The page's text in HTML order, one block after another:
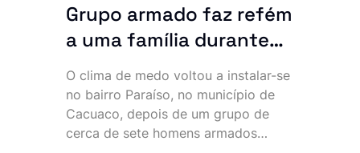
Grupo armado faz refém
a uma família durante
uma hora no bairro
Paraíso. Polícia vê
navios e poeira
O clima de medo voltou a instalar-se
no bairro Paraíso, no município de
Cacuaco, depois de um grupo de
cerca de sete homens armados